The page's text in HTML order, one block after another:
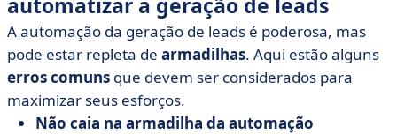
A automação da geração de leads é poderosa, mas
pode estar repleta de armadilhas. Aqui estão alguns
erros comuns que devem ser considerados para
maximizar seus esforços.
Não caia na armadilha da automação